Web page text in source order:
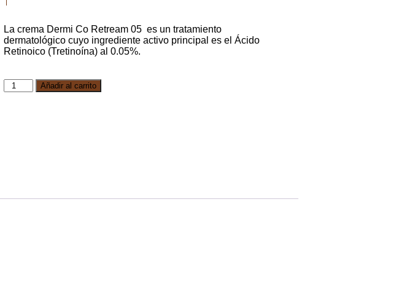
La crema Dermi Co Retream 05 es un tratamiento
dermatológico cuyo ingrediente activo principal es el Ácido
Retinoico (Tretinoína) al 0.05%.
Añadir al carrito